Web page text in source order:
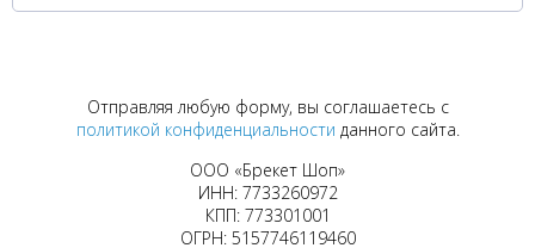
Отправляя любую форму, вы соглашаетесь с
политикой конфиденциальности данного сайта.
ООО «Брекет Шоп»
ИНН: 7733260972
КПП: 773301001
ОГРН: 5157746119460